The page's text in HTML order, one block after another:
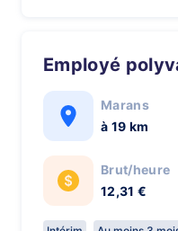
Employé
Marans
à 19 km
Brut/heure
12,31 €